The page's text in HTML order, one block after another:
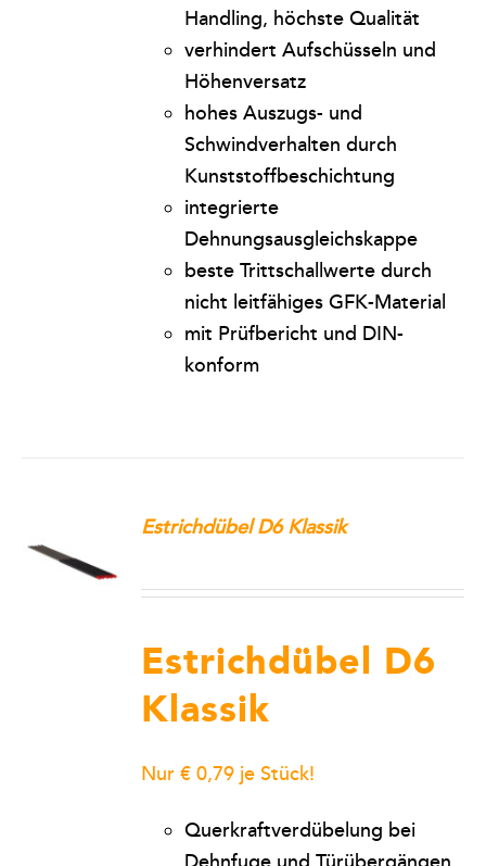
Handling, höchste Qualität
verhindert Aufschüsseln und
Höhenversatz
hohes Auszugs- und
Schwindverhalten durch
Kunststoffbeschichtung
integrierte
Dehnungsausgleichskappe
beste Trittschallwerte durch
nicht leitfähiges GFK-Material
mit Prüfbericht und DIN-
konform
Estrichdübel D6 Klassik
Estrichdübel D6
Klassik
Nur € 0,79 je Stück!
Querkraftverdübelung bei